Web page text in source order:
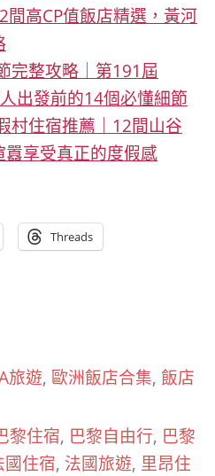
間高CP值飯店精選，黃河
完整攻略｜第191屆
出發前的14個必懂細節
村住宿推薦｜12間山谷
享受真正的度假感
Threads
旅遊, 歐洲飯店合集, 飯店
黎住宿, 巴黎自由行, 巴黎
國住宿, 法國旅遊, 里昂住